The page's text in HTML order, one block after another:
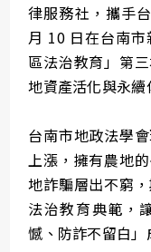
律服務社，攜手
月 10 日在台南
區法治教育」第
地資產活化與永續
台南市地政法學
上漲，擁有農地
地詐騙層出不窮
法治教育典範，
憾、防詐不留白」